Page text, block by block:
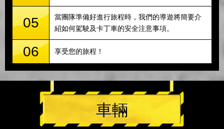
05
當團隊準備好進行旅程時，我們的導遊將簡要介
紹如何駕駛及卡丁車的安全注意事項。
06 享受您的旅程！
車輛